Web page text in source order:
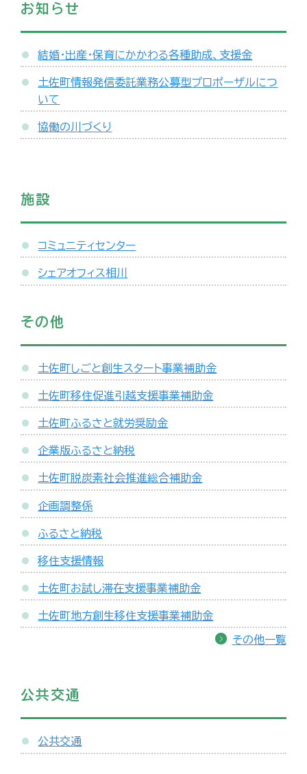
お知らせ
結婚・出産・保育にかかわる各種助成、支援金
土佐町情報発信委託業務公募型プロポーザルにつ
いて
協働の川づくり
施設
コミュニティセンター
シェアオフィス相川
その他
土佐町しごと創生スタート事業補助金
土佐町移住促進引越支援事業補助金
土佐町ふるさと就労奨励金
企業版ふるさと納税
土佐町脱炭素社会推進総合補助金
企画調整係
ふるさと納税
移住支援情報
土佐町お試し滞在支援事業補助金
土佐町地方創生移住支援事業補助金
その他一覧
公共交通
公共交通